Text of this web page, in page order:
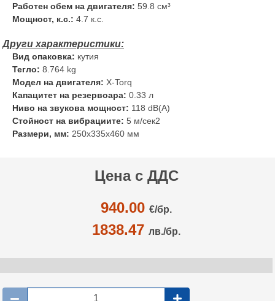
Работен обем на двигателя: 59.8 см³
Мощност, к.с.: 4.7 к.с.
Вид опаковка: кутия
Тегло: 8.764 kg
Модел на двигателя: X-Torq
Капацитет на резервоара: 0.33 л
Ниво на звукова мощност: 118 dB(A)
Стойност на вибрациите: 5 м/сек2
Размери, мм: 250х335х460 мм
Цена с ДДС
940.00 €/бр.
1838.47 лв./бр.